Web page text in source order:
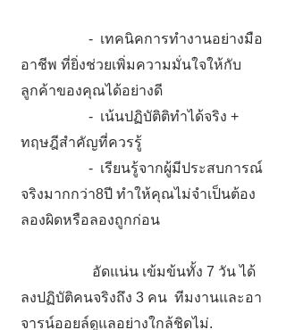
- เทคนิคการทำงานอย่างมือ
อาชีพ ที่ยิ่งช่วยเพิ่มความมั่นใจให้กับ
ลูกค้าของคุณได้อย่างดี
- เน้นปฏิบัติติทำได้จริง +
ทฤษฎีสำคัญที่ควรรู้
- เรียนรู้จากผู้มีประสบการณ์
จริงมากกว่า8ปี ทำให้คุณไม่จำเป็นต้อง
ลองผิดหรือลองถูกก่อน
อัดแน่น เข้มข้นทั้ง 7 วัน ได้
ลงปฏิบัติคนจริงถึง 3 คน ทีมงานและอา
จารน์ออยล์ดูแลอย่างใกล้ชิดไม่.